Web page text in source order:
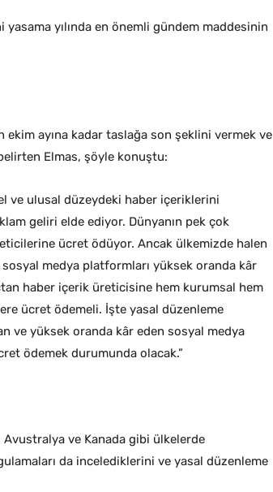
yasama yılında en önemli gündem maddesinin
ekim ayına kadar taslağa son şeklini vermek ve
Elmas, şöyle konuştu:
ve ulusal düzeydeki haber içeriklerini
geliri elde ediyor. Dünyanın pek çok
ücret ödüyor. Ancak ülkemizde halen
medya platformları yüksek oranda kâr
haber içerik üreticisine hem kurumsal hem
ücret ödemeli. İşte yasal düzenleme
ve yüksek oranda kâr eden sosyal medya
ödemek durumunda olacak.”
ve Kanada gibi ülkelerde
da incelediklerini ve yasal düzenleme